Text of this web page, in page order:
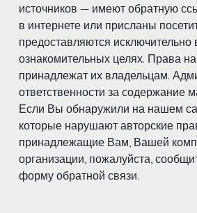
источников — имеют обратную
в интернете или присланы
предоставляются исключительно
ознакомительных целях. Права
принадлежат их владельцам.
ответственности за содержание
Если Вы обнаружили на нашем
которые нарушают авторские
принадлежащие Вам, Вашей
организации, пожалуйста,
форму обратной связи.